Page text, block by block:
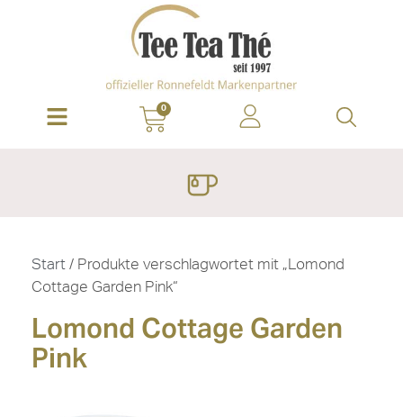
0
Start / Produkte verschlagwortet mit „Lomond
Cottage Garden Pink“
Lomond Cottage Garden
Pink